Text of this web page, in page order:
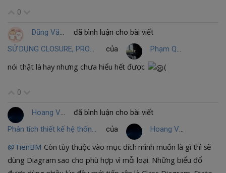
0
Dũng Văn
đã bình luận cho bài viết
SỬ DỤNG CLOSURE, PROTOCOL LÀM CODE GỌN GÀNG DỄ HIỂU HƠN.
của Phạm Quang Huy
nói thật là hay nhưng chưa hiểu hết được (
0
Hoang Van Trinh
đã bình luận cho bài viết
Phân tích thiết kế hệ thống thông tin sử dụng biểu đồ UML (Phần 2)
của Hoang Van Trinh
@TienBM Còn tùy thuộc vào mục đích mình muốn là gì thì sẽ
dùng Diagram sao cho phù hợp vì mỗi loại. Những biểu đổ